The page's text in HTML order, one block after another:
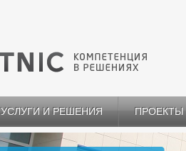
УСЛУГИ И РЕШЕНИЯ ПРОЕКТЫ